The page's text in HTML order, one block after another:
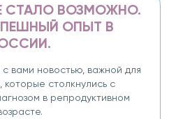
СТАЛО ВОЗМОЖНО.
ОПЫТ В
вами новостью, важной для
которые столкнулись с
в репродуктивном